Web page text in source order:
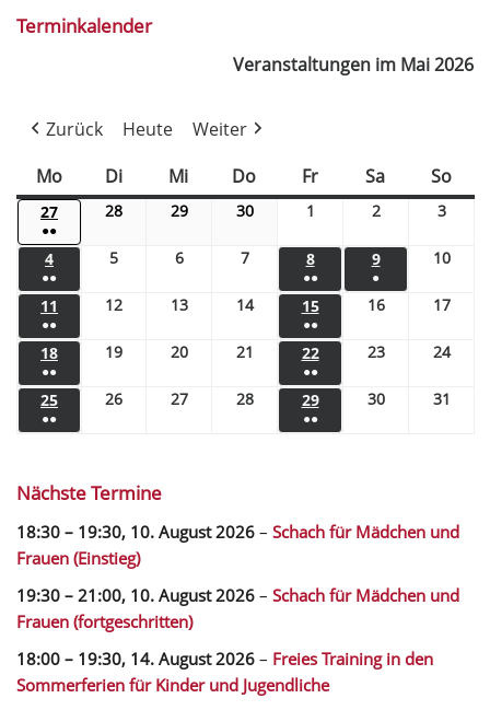
Terminkalender
Veranstaltungen im Mai 2026
Zurück Heute
Weiter
Mo
Di Mi Do Fr Sa So
27
●●
28 29 30 1 2 3
4
●●
5 6 7 8
●●
9
●
10
11
●●
12 13 14 15
●●
16 17
18
●●
19 20 21 22
●●
23 24
25
●●
26 27 28 29
●●
30 31
Nächste Termine
18:30 – 19:30, 10. August 2026 – Schach für Mädchen und
Frauen (Einstieg)
19:30 – 21:00, 10. August 2026 – Schach für Mädchen und
Frauen (fortgeschritten)
18:00 – 19:30, 14. August 2026 – Freies Training in den
Sommerferien für Kinder und Jugendliche